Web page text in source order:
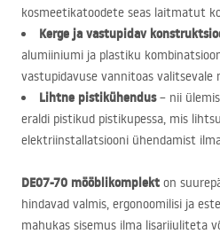
kosmeetikatoodete seas laitmatut
Kerge ja vastupidav
alumiiniumi ja plastiku
vastupidavuse vannitoas valitsevale
Lihtne pistikühendus– nii
eraldi pistikud pistikupessa, mis
elektriinstallatsiooni ühendamist
DE07-70 mööblikomplekt on
hindavad valmis, ergonoomilisi ja
mahukas sisemus ilma lisariiuliteta